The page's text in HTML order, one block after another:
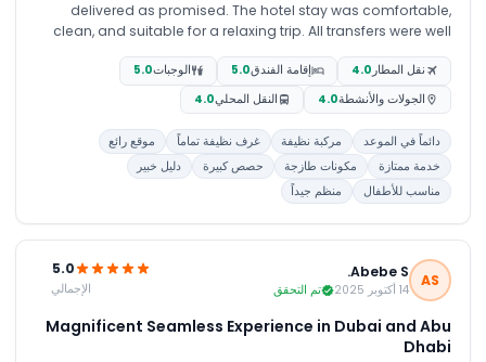
delivered as promised. The hotel stay was comfortable,
clean, and suitable for a relaxing trip. All transfers were well
journey smooth and stress-free. The overall experience was
good, and everything went as expected without any major
issues. I would consider booking again in the future.
نقل المطار 4.0 إقامة الفندق5.0 الوجبات5.0
الجولات والأنشطة4.0 النقل المحلي4.0
دائماً في الموعد مركبة نظيفة غرف نظيفة تماماً
موقع رائع
خدمة ممتازة
مكونات طازجة حصص كبيرة
دليل خبير
مناسب للأطفال
منظم جيداً
AS
Abebe S.
14 أكتوبر 2025 تم التحقق
5.0
الإجمالي
Magnificent Seamless Experience in Dubai and Abu
Dhabi